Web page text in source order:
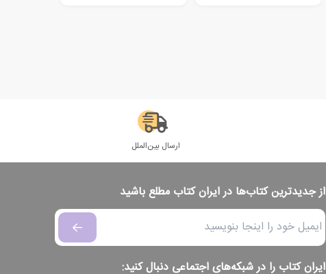
ارسال بین‌الملل
از جدیدترین کتاب‌ها در ایران کتاب مطلع باشید
ایران کتاب را در شبکه‌های اجتماعی دنبال کنید: